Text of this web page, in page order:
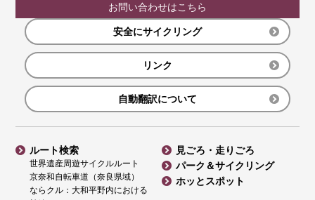
お問い合わせはこちら
安全にサイクリング
リンク
自動翻訳について
ルート検索
世界遺産周遊サイクルルート
京奈和自転車道（奈良県域）
ならクル：大和平野内における
見ごろ・走りごろ
パーク＆サイクリング
ホッとスポット